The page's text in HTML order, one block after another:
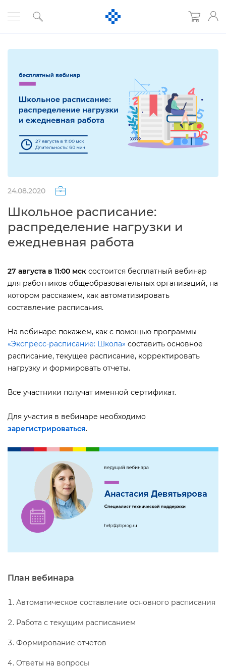
24.08.2020
Школьное расписание:
распределение нагрузки и
ежедневная работа
27 августа в 11:00 мск состоится бесплатный вебинар
для работников общеобразовательных организаций, на
котором расскажем, как автоматизировать
составление расписания.
На вебинаре покажем, как с помощью программы
«Экспресс-расписание: Школа» составить основное
расписание, текущее расписание, корректировать
нагрузку и формировать отчеты.
се участники получат именной сертификат.
Для участия в вебинаре необходимо
зарегистрироваться.
План вебинара
Автоматическое составление основного расписания
Работа с текущим расписанием
Формирование отчето
Ответы на вопросы